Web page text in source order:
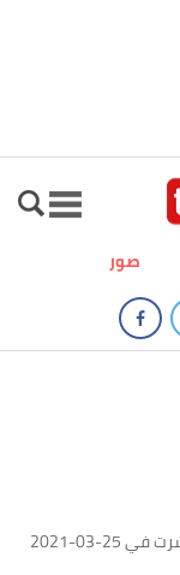
صور
03-25 نشرت في